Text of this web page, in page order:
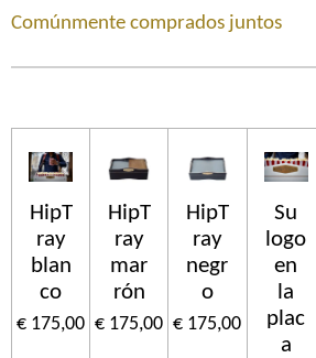
Comúnmente comprados juntos
HipT
ray
blan
co
€ 175,00
HipT
ray
mar
rón
€ 175,00
HipT
ray
negr
o
€ 175,00
Su
logo
en
la
plac
a